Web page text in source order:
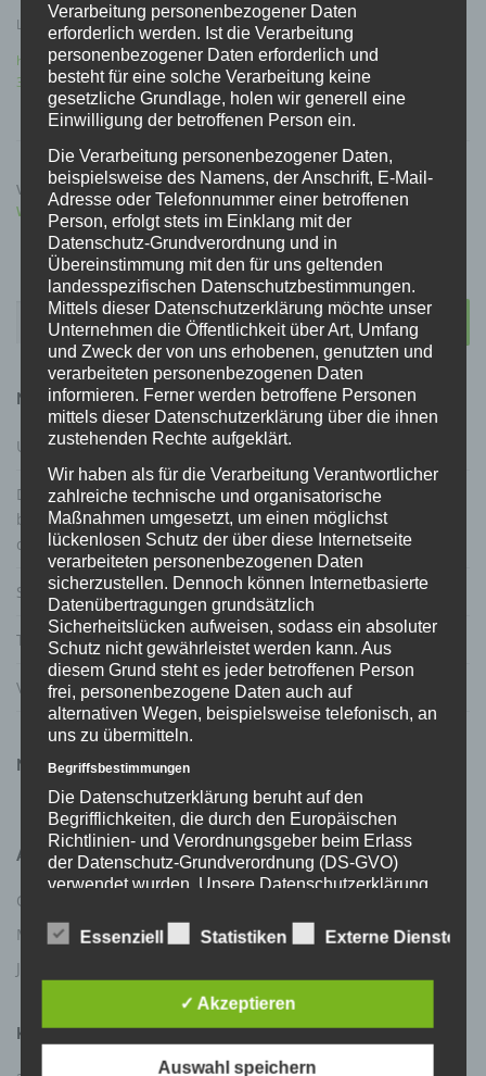
Link zum Post:
https://www.facebook.com/marcelemmerichmdb/posts/pfbid05qLM5Vz6W
3XshHn3oLDjWdSBPwK8NcFq2GPgQ1CSN4D4dpK1gzAR7ki8rJUHEDaol
VERÖFFENTLICHT INALLGEMEIN,NOVELLE,VERBAND,
WAFFENGESETZ,WAFFENRECHT,WAFFENTYP
Suchen
NEUESTE BEITRÄGE
Urteil zur Schlüsselaufbewahrung Waffentresor
Die Grüne: Gutachterliche Stellungnahme Prof. Dr. Gärditz
betreffend Verfassungskonformität von Gestaltungsoptionen
der Regelanfrage beim Verfassungsschutz im Waffenrecht
Statistik: Todesfälle durch Schusswaffen
T-Online über das Behördenversagen von Hamburg
Video vom DJV und DSB zum Waffenrecht
NEUESTE KOMMENTARE
ARCHIV
Oktober 2023
März 2023
Februar 2023
Januar 2023
KATEGORIEN
Verarbeitung personenbezogener Daten
erforderlich werden. Ist die Verarbeitung
personenbezogener Daten erforderlich und
besteht für eine solche Verarbeitung keine
gesetzliche Grundlage, holen wir generell eine
Einwilligung der betroffenen Person ein.
Die Verarbeitung personenbezogener Daten,
beispielsweise des Namens, der Anschrift, E-Mail-
Adresse oder Telefonnummer einer betroffenen
Person, erfolgt stets im Einklang mit der
Datenschutz-Grundverordnung und in
Übereinstimmung mit den für uns geltenden
landesspezifischen Datenschutzbestimmungen.
Mittels dieser Datenschutzerklärung möchte unser
Unternehmen die Öffentlichkeit über Art, Umfang
und Zweck der von uns erhobenen, genutzten und
verarbeiteten personenbezogenen Daten
informieren. Ferner werden betroffene Personen
mittels dieser Datenschutzerklärung über die ihnen
zustehenden Rechte aufgeklärt.
Wir haben als für die Verarbeitung Verantwortlicher
zahlreiche technische und organisatorische
Maßnahmen umgesetzt, um einen möglichst
lückenlosen Schutz der über diese Internetseite
verarbeiteten personenbezogenen Daten
sicherzustellen. Dennoch können Internetbasierte
Datenübertragungen grundsätzlich
Sicherheitslücken aufweisen, sodass ein absoluter
Schutz nicht gewährleistet werden kann. Aus
diesem Grund steht es jeder betroffenen Person
frei, personenbezogene Daten auch auf
alternativen Wegen, beispielsweise telefonisch, an
uns zu übermitteln.
Begriffsbestimmungen
Die Datenschutzerklärung beruht auf den
Begrifflichkeiten, die durch den Europäischen
Richtlinien- und Verordnungsgeber beim Erlass
der Datenschutz-Grundverordnung (DS-GVO)
verwendet wurden. Unsere Datenschutzerklärung
unsere Kunden und Geschäftspartner einfach
lesbar und verständlich sein. Um dies zu
Begrifflichkeiten erläutern.
Wir verwenden in dieser Datenschutzerklärung
unter anderem die folgenden Begriffe:
Essenziell Statistiken Externe Dienste
✓ Akzeptieren
Auswahl speichern